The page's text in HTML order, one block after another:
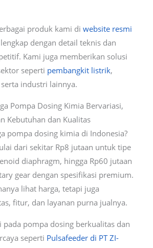
produk kami di website resmi
dengan detail teknis dan
Kami juga memberikan solusi
seperti pembangkit listrik,
industri lainnya.
Pompa Dosing Kimia Bervariasi,
Kebutuhan dan Kualitas
pompa dosing kimia di Indonesia?
dari sekitar Rp8 jutaan untuk tipe
diaphragm, hingga Rp60 jutaan
gear dengan spesifikasi premium.
lihat harga, tetapi juga
fitur, dan layanan purna jualnya.
pada pompa dosing berkualitas dan
seperti Pulsafeeder di PT ZI-